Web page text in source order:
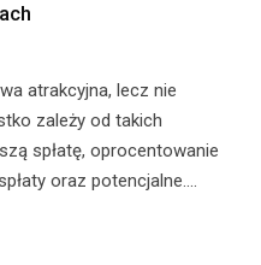
atrakcyjna, lecz nie
zależy od takich
spłatę, oprocentowanie
oraz potencjalne....